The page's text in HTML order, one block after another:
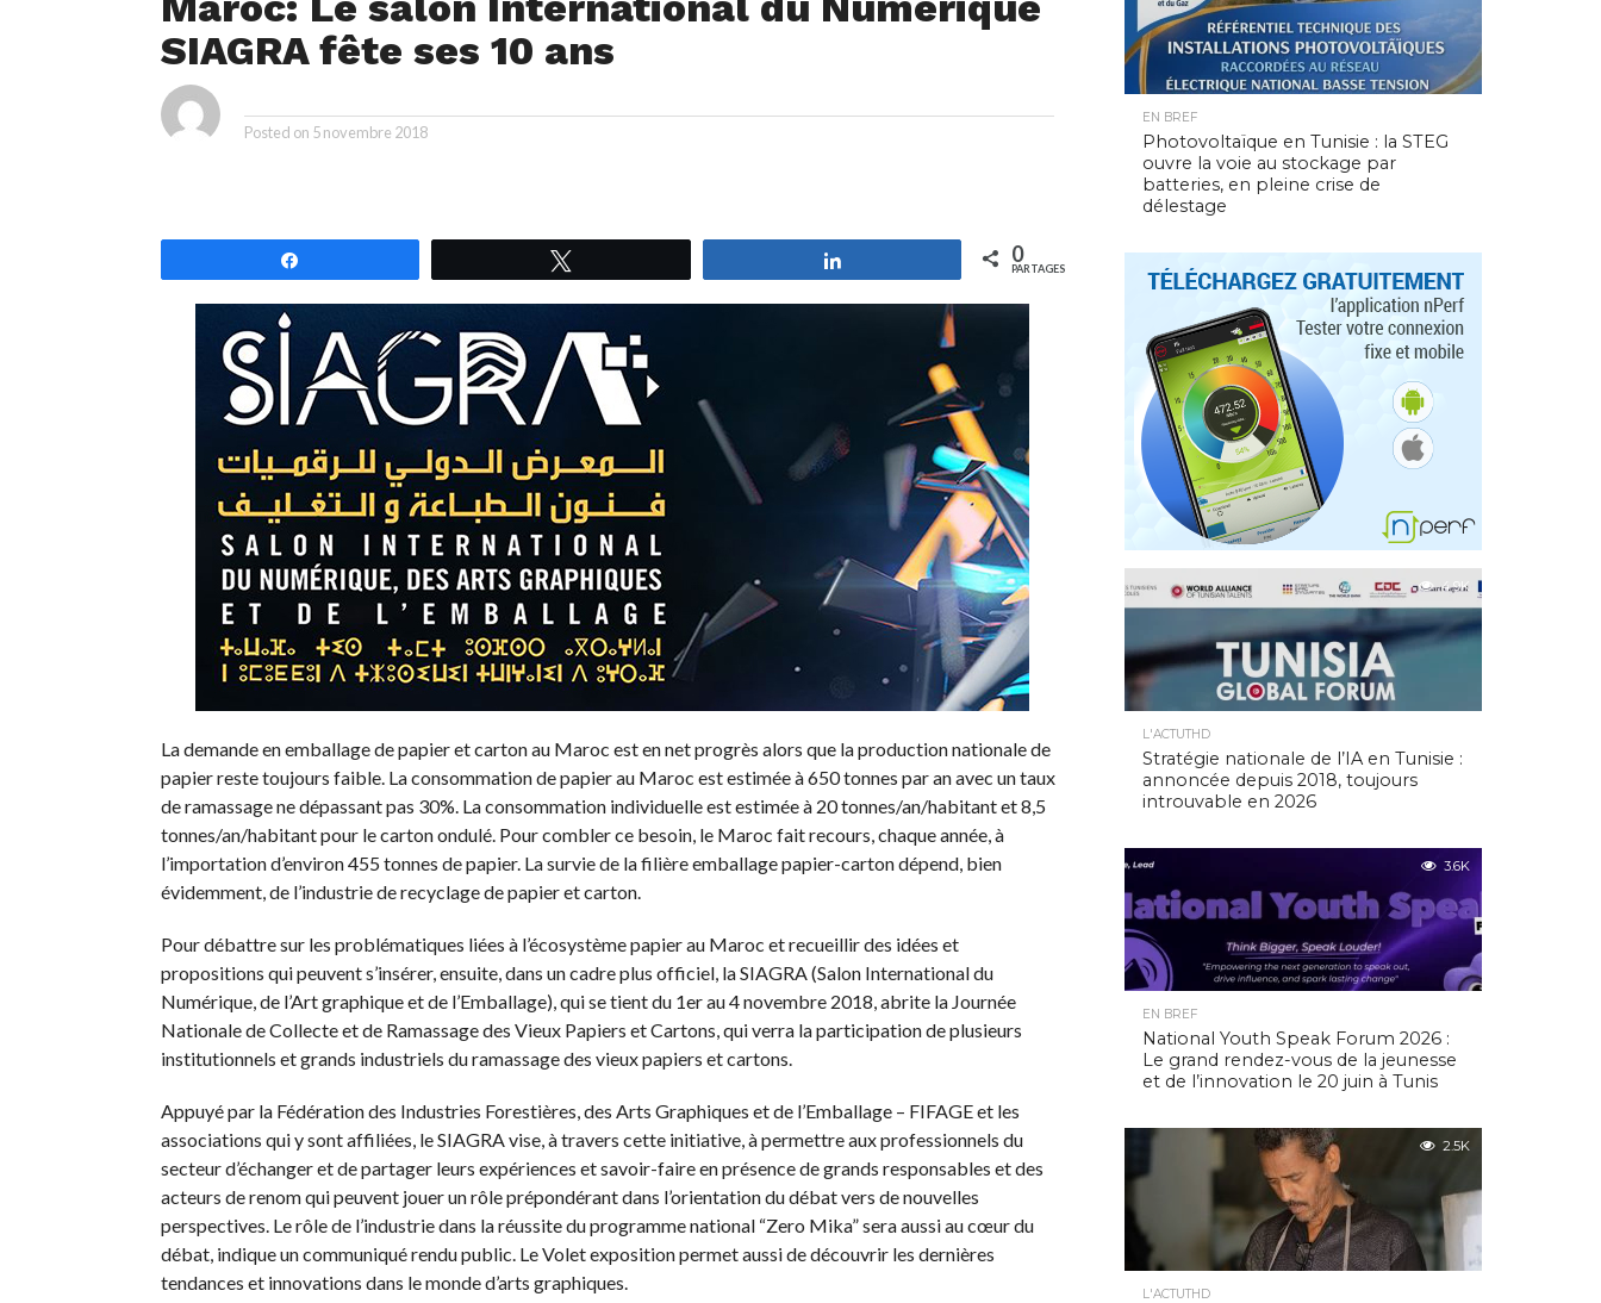
SIAGRA fête ses 10 ans
Posted on 5 novembre 2018
0
PARTAGES
La demande en emballage de papier et carton au Maroc est en net progrès alors que la production nationale de
papier reste toujours faible. La consommation de papier au Maroc est estimée à 650 tonnes par an avec un taux
de ramassage ne dépassant pas 30%. La consommation individuelle est estimée à 20 tonnes/an/habitant et 8,5
tonnes/an/habitant pour le carton ondulé. Pour combler ce besoin, le Maroc fait recours, chaque année, à
l’importation d’environ 455 tonnes de papier. La survie de la filière emballage papier-carton dépend, bien
évidemment, de l’industrie de recyclage de papier et carton.
Pour débattre sur les problématiques liées à l’écosystème papier au Maroc et recueillir des idées et
propositions qui peuvent s’insérer, ensuite, dans un cadre plus officiel, la SIAGRA (Salon International du
Numérique, de l’Art graphique et de l’Emballage), qui se tient du 1er au 4 novembre 2018, abrite la Journée
Nationale de Collecte et de Ramassage des Vieux Papiers et Cartons, qui verra la participation de plusieurs
institutionnels et grands industriels du ramassage des vieux papiers et cartons.
Appuyé par la Fédération des Industries Forestières, des Arts Graphiques et de l’Emballage – FIFAGE et les
associations qui y sont affiliées, le SIAGRA vise, à travers cette initiative, à permettre aux professionnels du
secteur d’échanger et de partager leurs expériences et savoir-faire en présence de grands responsables et des
acteurs de renom qui peuvent jouer un rôle prépondérant dans l’orientation du débat vers de nouvelles
perspectives. Le rôle de l’industrie dans la réussite du programme national “Zero Mika” sera aussi au cœur du
débat, indique un communiqué rendu public. Le Volet exposition permet aussi de découvrir les dernières
tendances et innovations dans le monde d’arts graphiques.
EN BREF
Photovoltaïque en Tunisie : la STEG
ouvre la voie au stockage par
batteries, en pleine crise de
délestage
4.9K
L'ACTUTHD
Stratégie nationale de l’IA en Tunisie :
annoncée depuis 2018, toujours
introuvable en 2026
3.6K
EN BREF
National Youth Speak Forum 2026 :
Le grand rendez-vous de la jeunesse
et de l’innovation le 20 juin à Tunis
2.5K
L'ACTUTHD